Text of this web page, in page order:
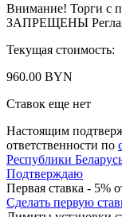
Внимание! Торги с
ЗАПРЕЩЕНЫ
Текущая стоимость:
960.00 BYN
Ставок еще нет
Настоящим
ответственности по
Республики
Подтверждаю
Первая ставка - 5%
Сделать первую